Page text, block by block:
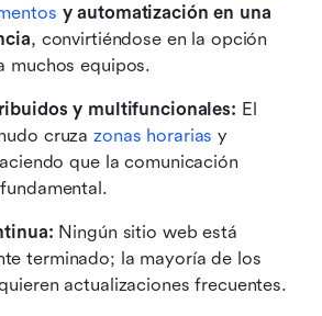
y automatización en una
, convirtiéndose en la opción
muchos equipos.
y multifuncionales: El
cruza zonas horarias y
que la comunicación
Ningún sitio web está
terminado; la mayoría de los
actualizaciones frecuentes.